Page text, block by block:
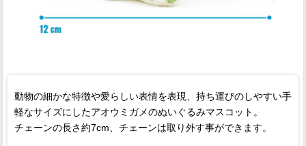
動物の細かな特徴や愛らしい表情を表現、持ち運びのしやすい手
軽なサイズにしたアオウミガメのぬいぐるみマスコット。
チェーンの長さ約7cm、チェーンは取り外す事ができます。